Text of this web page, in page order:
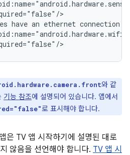
>
have an ethernet connection
>
와 같
기능 참조에 설명되어 있습니다. 앱에서
로 표시해야 합니다.
은 TV 앱 시작하기에 설명된 대로
않음을 선언해야 합니다. TV 앱 시